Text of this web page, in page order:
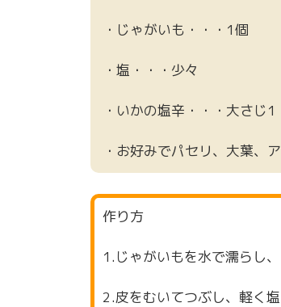
・じゃがいも・・・1個
・塩・・・少々
・いかの塩辛・・・大さじ1
・お好みでパセリ、大葉、
作り方
1.じゃがいもを水で濡らし
2.皮をむいてつぶし、軽く塩